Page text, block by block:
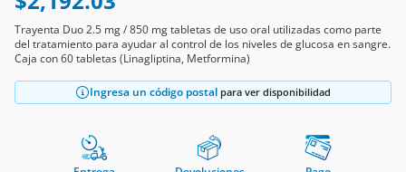
Trayenta Duo 2.5 mg / 850 mg tabletas de uso oral utilizadas como parte
del tratamiento para ayudar al control de los niveles de glucosa en sangre.
Caja con 60 tabletas (Linagliptina, Metformina)
Ingresa un código postal para ver disponibilidad